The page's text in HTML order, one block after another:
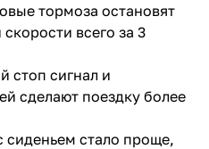
тормоза остановят
всего за 3
стоп сигнал и
сделают поездку более
сиденьем стало проще,